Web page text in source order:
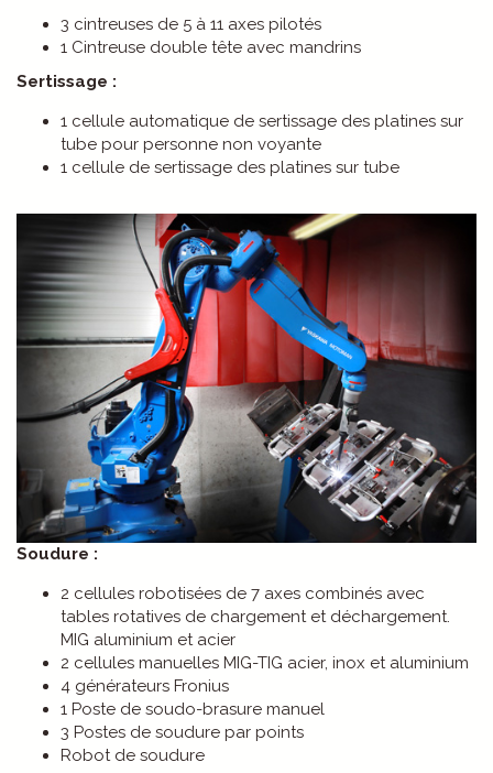
3 cintreuses de 5 à 11 axes pilotés
1 Cintreuse double tête avec mandrins
Sertissage :
1 cellule automatique de sertissage des platines sur
tube pour personne non voyante
1 cellule de sertissage des platines sur tube
Soudure :
2 cellules robotisées de 7 axes combinés avec
tables rotatives de chargement et déchargement.
MIG aluminium et acier
2 cellules manuelles MIG-TIG acier, inox et aluminium
4 générateurs Fronius
1 Poste de soudo-brasure manuel
3 Postes de soudure par points
Robot de soudure